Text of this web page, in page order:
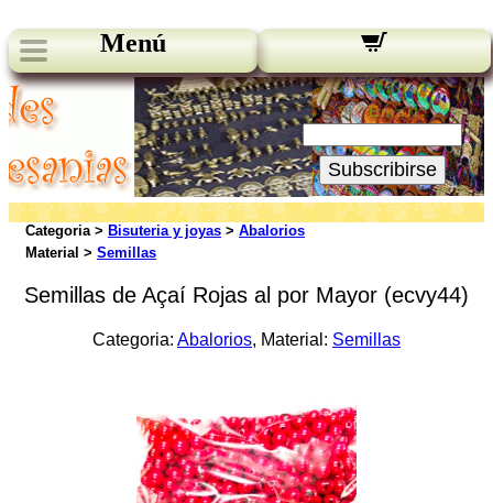
Menú
Novedades:
Su Email:
Subscribirse
Categoria > Bisuteria y joyas > Abalorios
Material > Semillas
Semillas de Açaí Rojas al por Mayor (ecvy44)
Categoria: Abalorios, Material: Semillas